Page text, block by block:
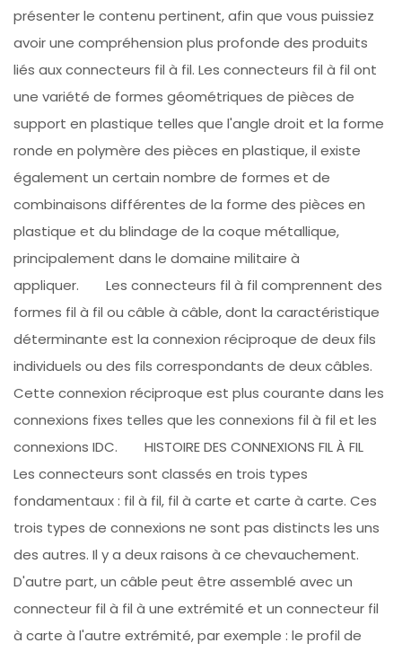
présenter le contenu pertinent, afin que vous puissiez
avoir une compréhension plus profonde des produits
liés aux connecteurs fil à fil. Les connecteurs fil à fil ont
une variété de formes géométriques de pièces de
support en plastique telles que l'angle droit et la forme
ronde en polymère des pièces en plastique, il existe
également un certain nombre de formes et de
combinaisons différentes de la forme des pièces en
plastique et du blindage de la coque métallique,
principalement dans le domaine militaire à
appliquer. Les connecteurs fil à fil comprennent des
formes fil à fil ou câble à câble, dont la caractéristique
déterminante est la connexion réciproque de deux fils
individuels ou des fils correspondants de deux câbles.
Cette connexion réciproque est plus courante dans les
connexions fixes telles que les connexions fil à fil et les
connexions IDC. HISTOIRE DES CONNEXIONS FIL À FIL
Les connecteurs sont classés en trois types
fondamentaux : fil à fil, fil à carte et carte à carte. Ces
trois types de connexions ne sont pas distincts les uns
des autres. Il y a deux raisons à ce chevauchement.
D'autre part, un câble peut être assemblé avec un
connecteur fil à fil à une extrémité et un connecteur fil
à carte à l'autre extrémité, par exemple : le profil de